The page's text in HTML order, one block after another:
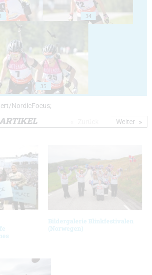
34
35
NordicFocus;
Bildergalerie Blinkfestivalen
(Norwegen)
Weiter